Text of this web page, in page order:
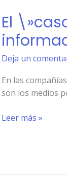
El
Deja un
En las
son los medios
Manning\»
reavivó
la
polémica:
evitar
el
de
una
Leer más »